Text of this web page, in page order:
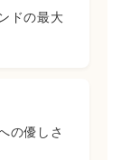
ドの最大
の優しさ